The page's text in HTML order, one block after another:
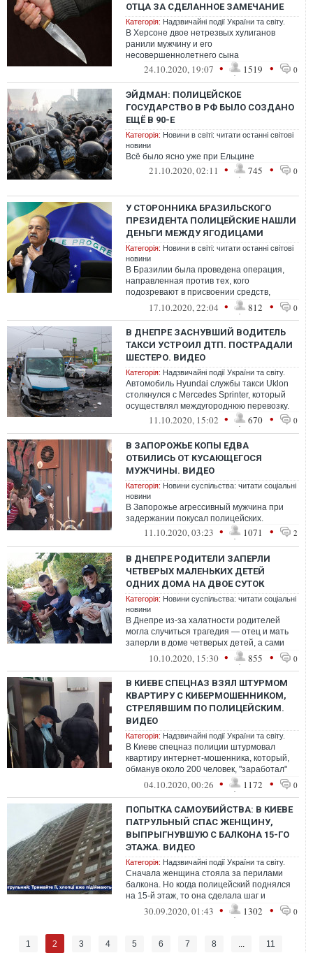
ОТЦА ЗА СДЕЛАННОЕ ЗАМЕЧАНИЕ
Категорія: Надзвичайні події України та світу.
В Херсоне двое нетрезвых хулиганов
ранили мужчину и его
несовершеннолетнего сына
24.10.2020, 19:07 • 1519 • 0
ЭЙДМАН: ПОЛИЦЕЙСКОЕ
ГОСУДАРСТВО В РФ БЫЛО СОЗДАНО
ЕЩЁ В 90-Е
Категорія: Новини в світі: читати останні світові
новини
Всё было ясно уже при Ельцине
21.10.2020, 02:11 • 745 • 0
У СТОРОННИКА БРАЗИЛЬСКОГО
ПРЕЗИДЕНТА ПОЛИЦЕЙСКИЕ НАШЛИ
ДЕНЬГИ МЕЖДУ ЯГОДИЦАМИ
Категорія: Новини в світі: читати останні світові
новини
В Бразилии была проведена операция,
направленная против тех, кого
подозревают в присвоении средств,
предназначенных для борьбы с сovid-19.
17.10.2020, 22:04 • 812 • 0
В ДНЕПРЕ ЗАСНУВШИЙ ВОДИТЕЛЬ
ТАКСИ УСТРОИЛ ДТП. ПОСТРАДАЛИ
ШЕСТЕРО. ВИДЕО
Категорія: Надзвичайні події України та світу.
Автомобиль Hyundai службы такси Uklon
столкнулся с Mercedes Sprinter, который
осуществлял междугороднюю перевозку.
11.10.2020, 15:02 • 670 • 0
В ЗАПОРОЖЬЕ КОПЫ ЕДВА
ОТБИЛИСЬ ОТ КУСАЮЩЕГОСЯ
МУЖЧИНЫ. ВИДЕО
Категорія: Новини суспільства: читати соціальні
новини
В Запорожье агрессивный мужчина при
задержании покусал полицейских.
11.10.2020, 03:23 • 1071 • 2
В ДНЕПРЕ РОДИТЕЛИ ЗАПЕРЛИ
ЧЕТВЕРЫХ МАЛЕНЬКИХ ДЕТЕЙ
ОДНИХ ДОМА НА ДВОЕ СУТОК
Категорія: Новини суспільства: читати соціальні
новини
В Днепре из-за халатности родителей
могла случиться трагедия — отец и мать
заперли в доме четверых детей, а сами
исчезли на двое суток
10.10.2020, 15:30 • 855 • 0
В КИЕВЕ СПЕЦНАЗ ВЗЯЛ ШТУРМОМ
КВАРТИРУ С КИБЕРМОШЕННИКОМ,
СТРЕЛЯВШИМ ПО ПОЛИЦЕЙСКИМ.
ВИДЕО
Категорія: Надзвичайні події України та світу.
В Киеве спецназ полиции штурмовал
квартиру интернет-мошенника, который,
обманув около 200 человек, "заработал"
более 8 миллионов гривен. При
04.10.2020, 00:26 • 1172 • 0
ПОПЫТКА САМОУБИЙСТВА: В КИЕВЕ
ПАТРУЛЬНЫЙ СПАС ЖЕНЩИНУ,
ВЫПРЫГНУВШУЮ С БАЛКОНА 15-ГО
ЭТАЖА. ВИДЕО
Категорія: Надзвичайні події України та світу.
Сначала женщина стояла за перилами
балкона. Но когда полицейский поднялся
на 15-й этаж, то она сделала шаг и
отпустила руки.
30.09.2020, 01:43 • 1302 • 0
1 2 3 4 5 6 7 8 ... 11